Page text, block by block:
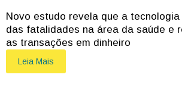
Novo estudo revela que a tecnologia
das fatalidades na área da saúde e
as transações em dinheiro
Leia Mais